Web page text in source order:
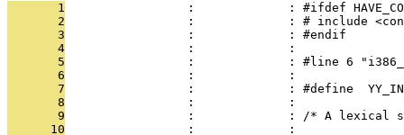
       1
:             : #ifdef
       2
:             : # include
       3
                 :             : #endif
       4
                 :             :
       5
:             : #line 6
       6
                 :             :
       7
:             : #define
       8
                 :             :
       9
:             : /* A lexical
      10
                 :             :